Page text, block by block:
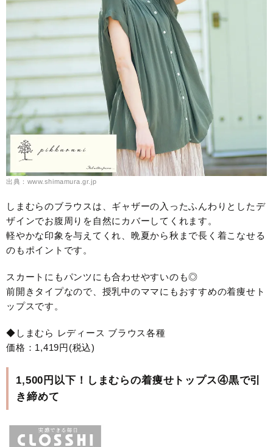
出典：www.shimamura.gr.jp
しまむらのブラウスは、ギャザーの入ったふんわりとしたデ
ザインでお腹周りを自然にカバーしてくれます。
軽やかな印象を与えてくれ、晩夏から秋まで長く着こなせる
のもポイントです。
スカートにもパンツにも合わせやすいのも◎
前開きタイプなので、授乳中のママにもおすすめの着痩せト
ップスです。
◆しまむら レディース ブラウス各種
価格：1,419円(税込)
1,500円以下！しまむらの着痩せトップス④黒で引
き締めて